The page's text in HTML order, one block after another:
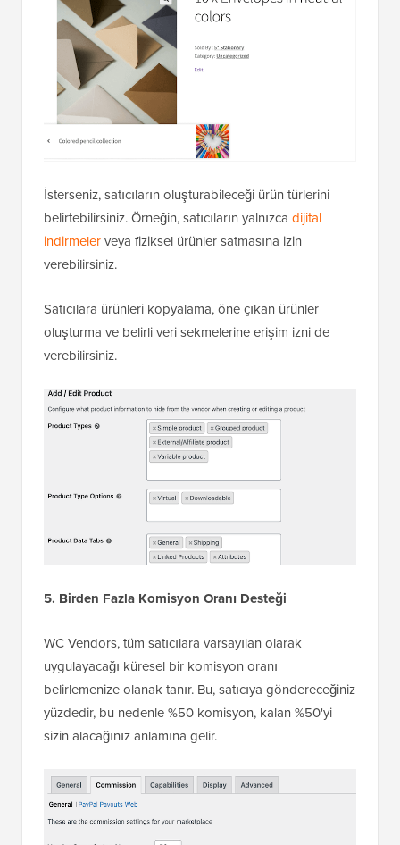
İsterseniz, satıcıların oluşturabileceği ürün türlerini
belirtebilirsiniz. Örneğin, satıcıların yalnızca dijital
indirmelerveya fiziksel ürünler satmasına izin
verebilirsiniz.
Satıcılara ürünleri kopyalama, öne çıkan ürünler
oluşturma ve belirli veri sekmelerine erişim izni de
verebilirsiniz.
5. Birden Fazla Komisyon Oranı Desteği
WC Vendors, tüm satıcılara varsayılan olarak
uygulayacağı küresel bir komisyon oranı
belirlemenize olanak tanır. Bu, satıcıya göndereceğiniz
yüzdedir, bu nedenle %50 komisyon, kalan %50'yi
sizin alacağınız anlamına gelir.